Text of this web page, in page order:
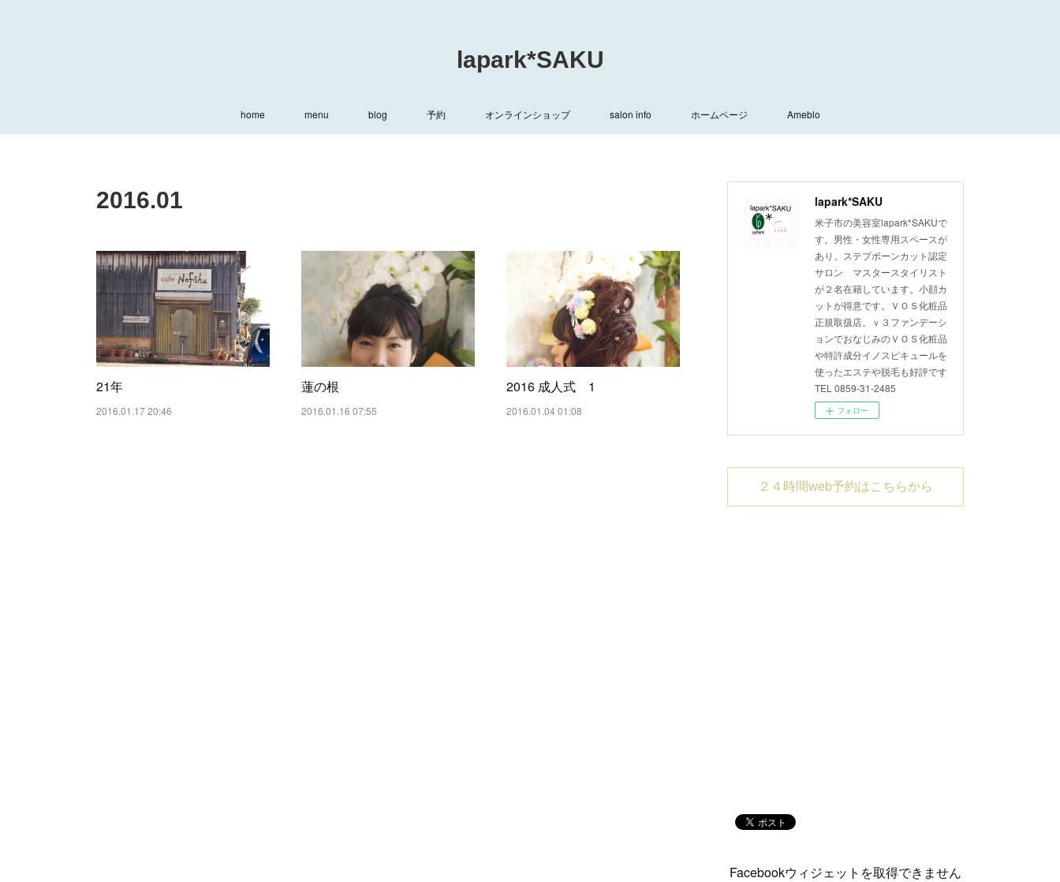
lapark*SAKU
home menu blog 予約 オンラインショップ salon info ホームページ Ameblo
2016.01
21年
2016.01.17 20:46
蓮の根
2016.01.16 07:55
2016 成人式 1
2016.01.04 01:08
lapark*SAKU
米子市の美容室lapark*SAKUで
す。男性・女性専用スペースが
あり。ステプボーンカット認定
サロン マスタースタイリスト
が２名在籍しています。小顔カ
ットが得意です。ＶＯＳ化粧品
正規取扱店。ｖ３ファンデーシ
ョンでおなじみのＶＯＳ化粧品
や特許成分イノスピキュールを
使ったエステや脱毛も好評です
TEL 0859-31-2485
フォロー
２４時間web予約はこちらから
Facebookウィジェットを取得できません